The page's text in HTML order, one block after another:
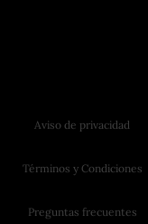
Aviso de privacidad
Términos y Condiciones
Preguntas frecuentes